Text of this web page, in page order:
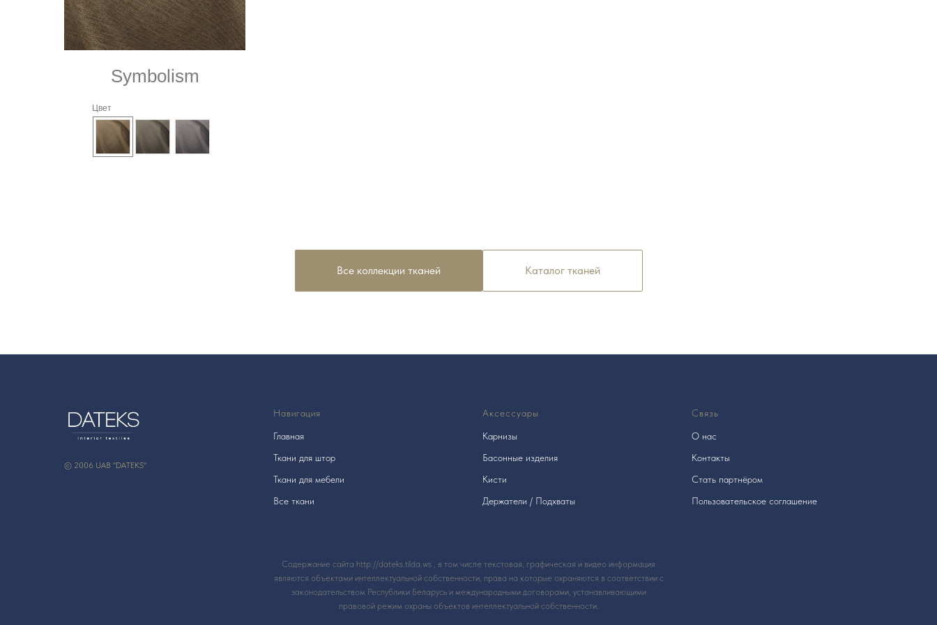
Symbolism
Цвет
Все коллекции тканей Каталог тканей
© 2006 UAB "DATEKS"
Навигация
Главная
Ткани для штор
Ткани для мебели
Все ткани
Аксессуары
Карнизы
Басонные изделия
Кисти
Держатели / Подхваты
Связь
О нас
Контакты
Стать партнёром
Пользовательское соглашение
Содержание сайта http://dateks.tilda.ws , в том числе текстовая, графическая и видео информация
являются объектами интеллектуальной собственности, права на которые охраняются в соответствии с
законодательством Республики Беларусь и международными договорами, устанавливающими
правовой режим охраны объектов интеллектуальной собственности.